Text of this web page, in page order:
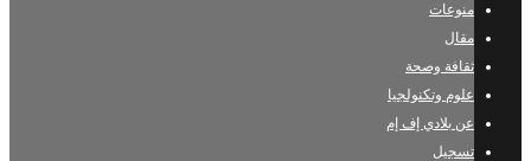
منوعات
مقال
ثقافة وصحة
علوم وتكنولجيا
عن بلادي إف إم
تسجيل